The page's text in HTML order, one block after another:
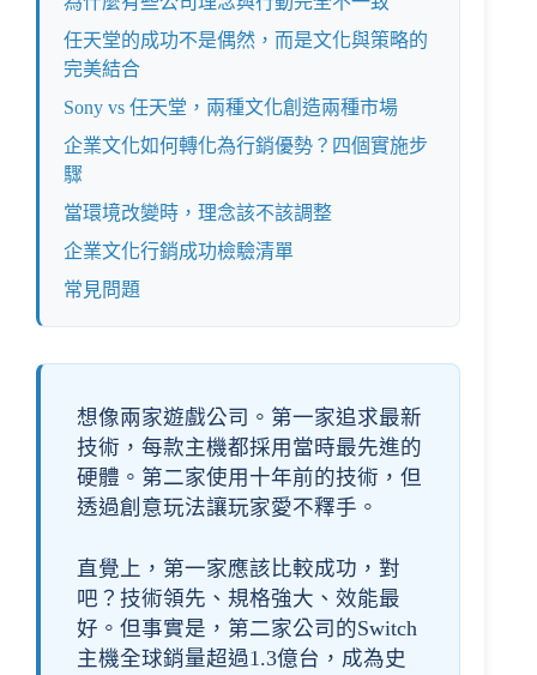
任天堂的成功不是偶然，而是文化與策略的
完美結合
Sony vs 任天堂，兩種文化創造兩種市場
企業文化如何轉化為行銷優勢？四個實施步
驟
當環境改變時，理念該不該調整
企業文化行銷成功檢驗清單
常見問題
想像兩家遊戲公司。第一家追求最新
技術，每款主機都採用當時最先進的
硬體。第二家使用十年前的技術，但
透過創意玩法讓玩家愛不釋手。
直覺上，第一家應該比較成功，對
吧？技術領先、規格強大、效能最
好。但事實是，第二家公司的Switch
主機全球銷量超過1.3億台，成為史